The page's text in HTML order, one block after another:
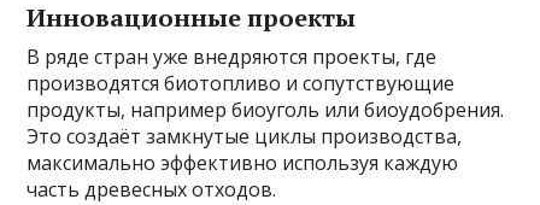
Инновационные проекты
В ряде стран уже внедряются проекты, где
производятся биотопливо и сопутствующие
продукты, например биоуголь или биоудобрения.
Это создаёт замкнутые циклы производства,
максимально эффективно используя каждую
часть древесных отходов.